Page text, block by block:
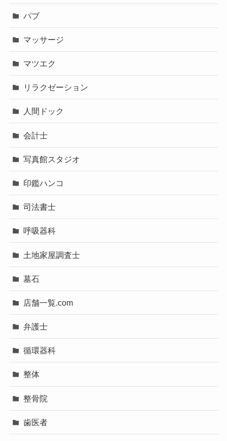
パブ
マッサージ
マツエク
リラクゼーション
人間ドック
会計士
写真館スタジオ
印鑑ハンコ
司法書士
呼吸器科
土地家屋調査士
墓石
店舗一覧.com
弁護士
循環器科
整体
整骨院
歯医者